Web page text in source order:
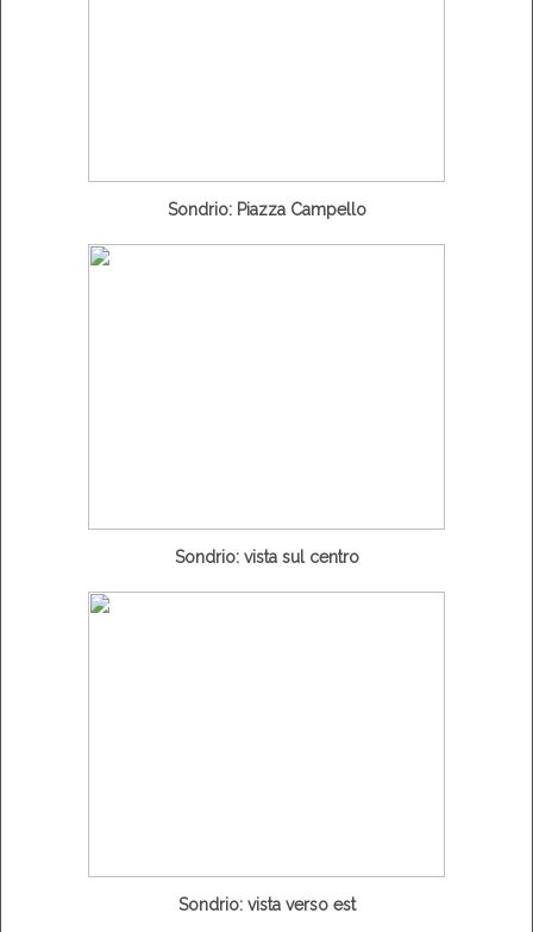
Sondrio: Piazza Campello
Sondrio: vista sul centro
Sondrio: vista verso est